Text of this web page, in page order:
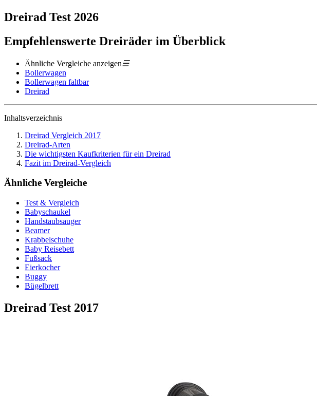
Dreirad Test 2026
Empfehlenswerte Dreiräder im Überblick
Ähnliche Vergleiche anzeigen☰
Bollerwagen
Bollerwagen faltbar
Dreirad
Inhaltsverzeichnis
Dreirad Vergleich 2017
Dreirad-Arten
Die wichtigsten Kaufkriterien für ein Dreirad
Fazit im Dreirad-Vergleich
Ähnliche Vergleiche
Test & Vergleich
Babyschaukel
Handstaubsauger
Beamer
Krabbelschuhe
Baby Reisebett
Fußsack
Eierkocher
Buggy
Bügelbrett
Dreirad Test 2017